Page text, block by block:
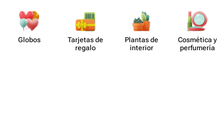
Globos
Tarjetas de
regalo
Plantas de
interior
Cosmética y
perf​umería